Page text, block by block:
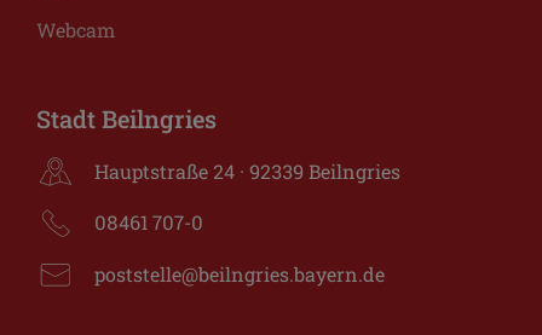
Webcam
Stadt Beilngries
Hauptstraße 24 · 92339 Beilngries
08461 707-0
poststelle@beilngries.bayern.de